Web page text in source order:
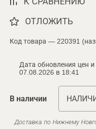
ОТЛОЖИТЬ
Код товара — 220391
Дата обновления цен
07.08.2026 в 18:41
В наличии
Доставка по Нижнему